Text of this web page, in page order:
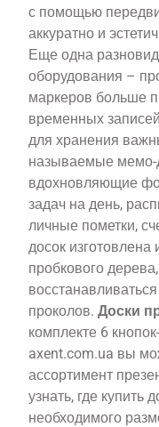
с помощью
аккуратно и
Еще одна
оборудования –
маркеров больше
временных
для хранения
называемые мемо-
вдохновляющие
задач на день,
личные пометки,
досок
пробкового
проколов. Доски
комплекте 6
axent.com.ua вы
ассортимент
узнать, где купить
необходимого